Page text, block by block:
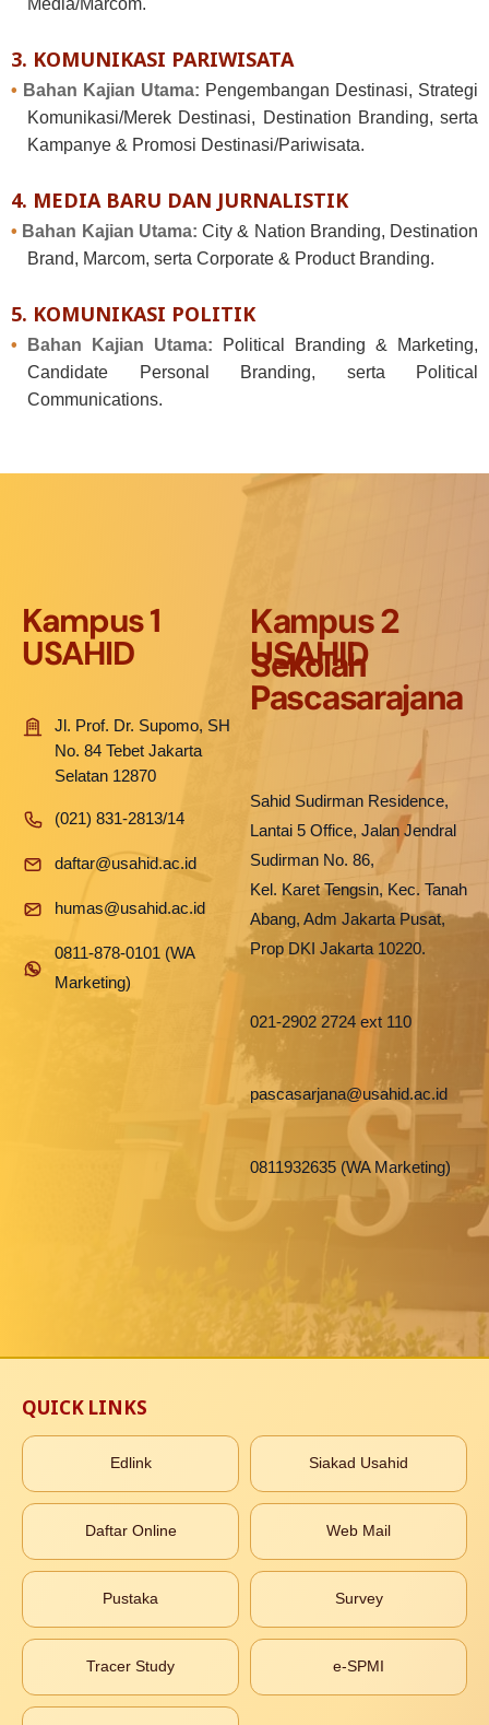
Media/Marcom.
3. KOMUNIKASI PARIWISATA
• Bahan Kajian Utama: Pengembangan Destinasi, Strategi
Komunikasi/Merek Destinasi, Destination Branding, serta
Kampanye & Promosi Destinasi/Pariwisata.
4. MEDIA BARU DAN JURNALISTIK
• Bahan Kajian Utama: City & Nation Branding, Destination
Brand, Marcom, serta Corporate & Product Branding.
5. KOMUNIKASI POLITIK
• Bahan Kajian Utama: Political Branding & Marketing,
Candidate Personal Branding, serta Political
Communications.
Kampus 1
USAHID
Jl. Prof. Dr. Supomo, SH
No. 84 Tebet Jakarta
Selatan 12870
(021) 831-2813/14
daftar@usahid.ac.id
humas@usahid.ac.id
0811-878-0101 (WA
Marketing)
Kampus 2
USAHID
Sekolah
Pascasarajana
Sahid Sudirman Residence,
Lantai 5 Office, Jalan Jendral
Sudirman No. 86,
Kel. Karet Tengsin, Kec. Tanah
Abang, Adm Jakarta Pusat,
Prop DKI Jakarta 10220.
021-2902 2724 ext 110
pascasarjana@usahid.ac.id
0811932635 (WA Marketing)
QUICK LINKS
Edlink Siakad Usahid
Daftar Online Web Mail
Pustaka Survey
Tracer Study e-SPMI